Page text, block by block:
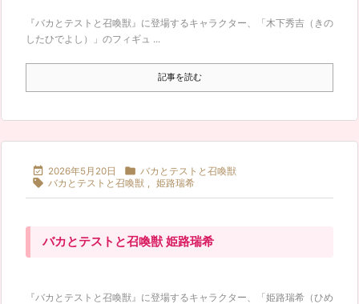
『バカとテストと召喚獣』に登場するキャラクター、「木下秀吉（きの
したひでよし）」のフィギュ ...
記事を読む
 2026年5月20日  バカとテストと召喚獣
 バカとテストと召喚獣 , 姫路瑞希
バカとテストと召喚獣 姫路瑞希
『バカとテストと召喚獣』に登場するキャラクター、「姫路瑞希（ひめ